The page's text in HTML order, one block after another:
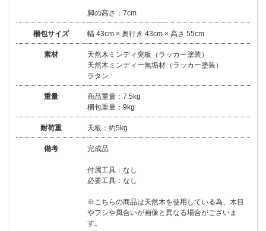
脚の高さ：7cm
梱包サイズ 幅 43cm × 奥行き 43cm × 高さ 55cm
素材
天然木ミンディ突板（ラッカー塗装）
天然木ミンディー無垢材（ラッカー塗装）
ラタン
重量
商品重量：7.5kg
梱包重量：9kg
耐荷重 天板：約5kg
備考 完成品
付属工具：なし
必要工具：なし
※こちらの商品は天然木を使用している為、木目
やフシや風合いが画像と異なる場合がございま
す。